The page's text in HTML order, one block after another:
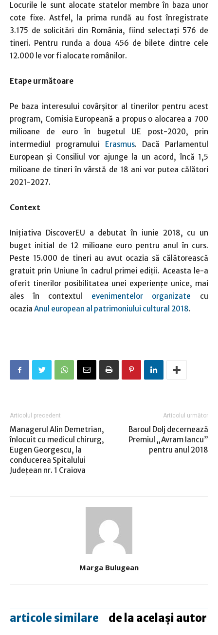
Locurile le sunt alocate statelor membre în baza unor
cote fixe. Astfel, la prima rundă au fost înregistrate
3.175 de solicitări din România, fiind selectați 576 de
tineri. Pentru runda a doua 456 de bilete dintre cele
12.000 le vor fi alocate românilor.
Etape următoare
Pe baza interesului covârșitor al tinerilor pentru acest
program, Comisia Europeană a propus o alocarea a 700
milioane de euro în bugetul UE post-2020, prin
intermediul programului Erasmus. Dacă Parlamentul
European și Consiliul vor ajunge la un acord, încă 1,5
milioane de tineri în vârstă de 18 ani vor putea călători
2021-2027.
Context
Inițiativa DiscoverEU a debutat în iunie 2018, cu un
buget initial de 12 milioane euro pentru anul în curs.
Peste 15.000 de tineri au avut ocazia să călătorească
gratuit prin Uniune în cadrul primei ediții. Aceasta le-a
oferit tinerilor posibilitatea unei experiențe unice, mai
ales în contextul evenimentelor organizate cu
ocazia Anul european al patrimoniului cultural 2018.
Articolul precedent
Managerul Alin Demetrian,
înlocuit cu medicul chirurg,
Eugen Georgescu, la
conducerea Spitalului
Județean nr. 1 Craiova
Articolul următor
Baroul Dolj decernează
Premiul „Avram Iancu”
pentru anul 2018
Marga Bulugean
articole similare de la același autor